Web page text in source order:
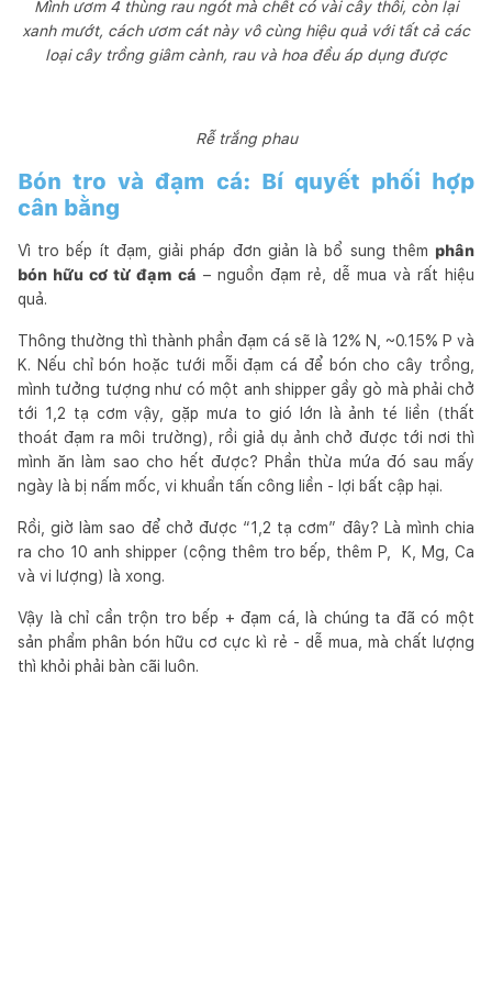
Mình ươm 4 thùng rau ngót mà chết có vài cây thôi, còn lại
xanh mướt, cách ươm cát này vô cùng hiệu quả với tất cả các
loại cây trồng giâm cành, rau và hoa đều áp dụng được
Rễ trắng phau
Bón tro và đạm cá: Bí quyết phối hợp
cân bằng
Vì tro bếp ít đạm, giải pháp đơn giản là bổ sung thêm phân
bón hữu cơ từ đạm cá – nguồn đạm rẻ, dễ mua và rất hiệu
quả.
Thông thường thì thành phần đạm cá sẽ là 12% N, ~0.15% P và
K. Nếu chỉ bón hoặc tưới mỗi đạm cá để bón cho cây trồng,
mình tưởng tượng như có một anh shipper gầy gò mà phải chở
tới 1,2 tạ cơm vậy, gặp mưa to gió lớn là ảnh té liền (thất
thoát đạm ra môi trường), rồi giả dụ ảnh chở được tới nơi thì
mình ăn làm sao cho hết được? Phần thừa mứa đó sau mấy
ngày là bị nấm mốc, vi khuẩn tấn công liền - lợi bất cập hại.
Rồi, giờ làm sao để chở được “1,2 tạ cơm” đây? Là mình chia
ra cho 10 anh shipper (cộng thêm tro bếp, thêm P, K, Mg, Ca
và vi lượng) là xong.
Vậy là chỉ cần trộn tro bếp + đạm cá, là chúng ta đã có một
sản phẩm phân bón hữu cơ cực kì rẻ - dễ mua, mà chất lượng
thì khỏi phải bàn cãi luôn.